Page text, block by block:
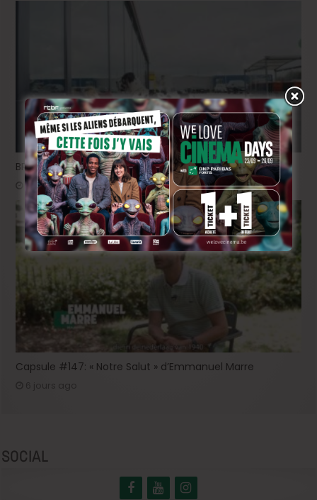
BRIFF 2026: la Compétition belge!
4 jours ago
Capsule #147: « Notre Salut » d’Emmanuel Marre
SOCIAL